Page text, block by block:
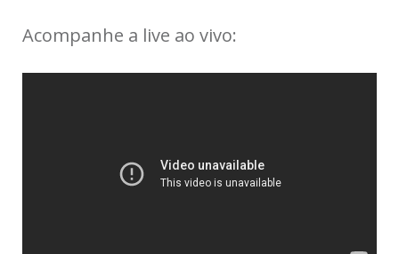
Acompanhe a live ao vivo: